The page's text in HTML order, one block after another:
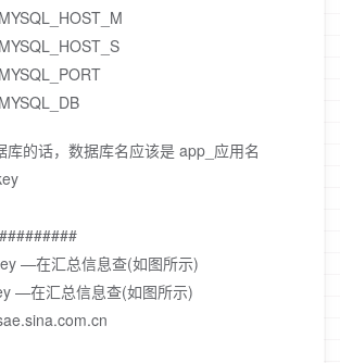
库的话，数据库名应该是 app_应用名
—在汇总信息查(如图所示)
—在汇总信息查(如图所示)